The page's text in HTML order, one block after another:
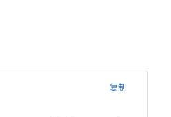
复制